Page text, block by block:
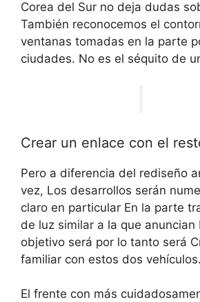
Corea del Sur no deja dudas
También reconocemos el
ventanas tomadas en la parte
ciudades. No es el séquito de
Crear un enlace con el
Pero a diferencia del rediseño
vez, Los desarrollos serán
claro en particular En la parte
de luz similar a la que anuncian
objetivo será por lo tanto será
familiar con estos dos vehículos.
El frente con más